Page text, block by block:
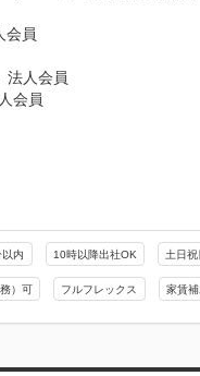
会員
法人会員
会員
内 10時以降出社OK 土日
）可 フルフレックス 家賃